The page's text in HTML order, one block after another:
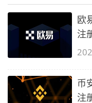
欧
注
备
币
注